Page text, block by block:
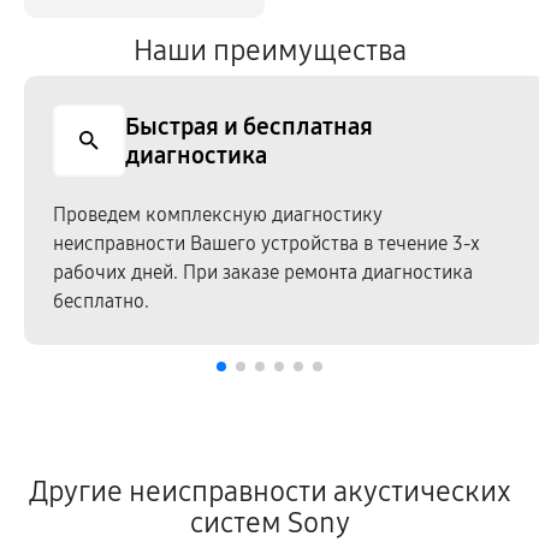
Наши преимущества
Быстрая и бесплатная
диагностика
Проведем комплексную диагностику
неисправности Вашего устройства в течение 3-х
рабочих дней. При заказе ремонта диагностика
бесплатно.
Другие неисправности акустических
систем Sony